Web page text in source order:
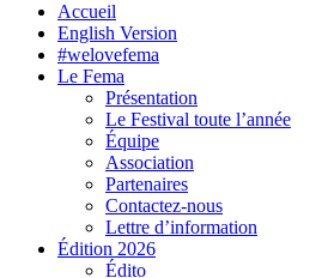
Accueil
English Version
#welovefema
Le Fema
Présentation
Le Festival toute l’année
Équipe
Association
Partenaires
Contactez-nous
Lettre d’information
Édition 2026
Édito